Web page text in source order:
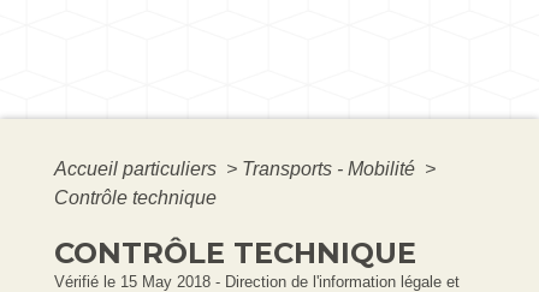
Accueil particuliers > Transports - Mobilité >
Contrôle technique
CONTRÔLE TECHNIQUE
Vérifié le 15 May 2018 - Direction de l'information légale et